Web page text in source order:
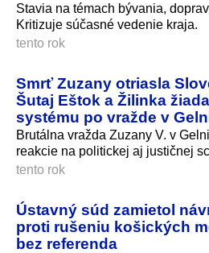
Stavia na témach bývania,
Kritizuje súčasné vedenie kraja.
tento rok
Smrť Zuzany otriasla
Šutaj Eštok a Žilinka
systému po vražde v
Brutálna vražda Zuzany V. v
reakcie na politickej aj justičnej
tento rok
Ústavný súd zamietol
proti rušeniu košických
bez referenda